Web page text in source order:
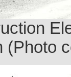
(Photo